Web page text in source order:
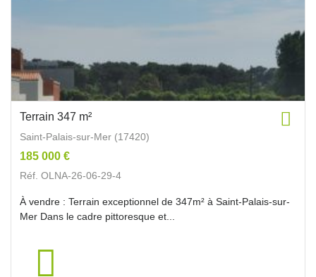
Terrain 347 m²
Saint-Palais-sur-Mer (17420)
185 000 €
Réf. OLNA-26-06-29-4
À vendre : Terrain exceptionnel de 347m² à Saint-Palais-sur-
Mer Dans le cadre pittoresque et...